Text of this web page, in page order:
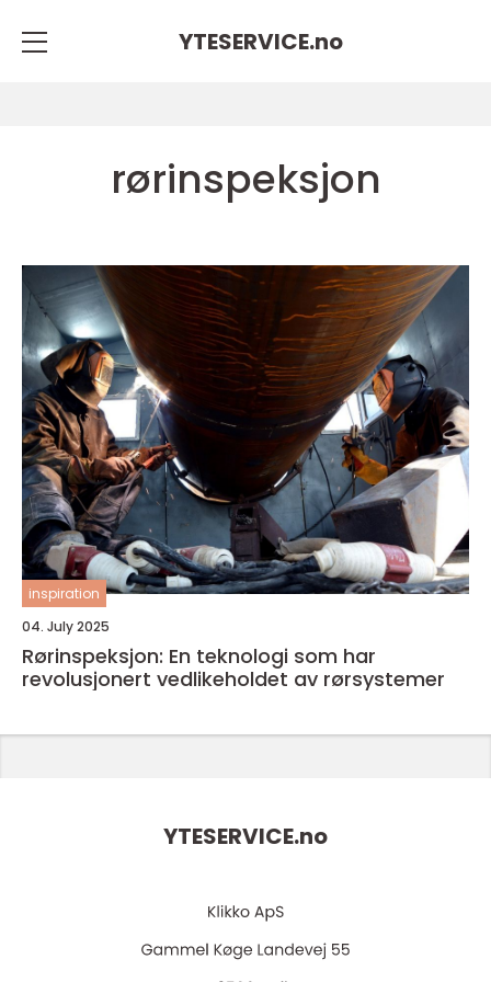
YTESERVICE.no
rørinspeksjon
inspiration
04. July 2025
Rørinspeksjon: En teknologi som har
revolusjonert vedlikeholdet av rørsystemer
YTESERVICE.no